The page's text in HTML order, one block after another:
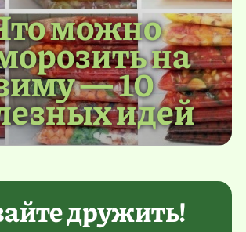
можно
на
— 10
идей
дружить!